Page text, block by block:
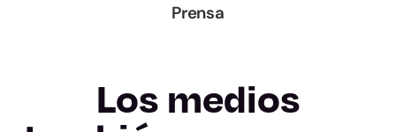
Lugo
Ourense
Prensa
Los medios